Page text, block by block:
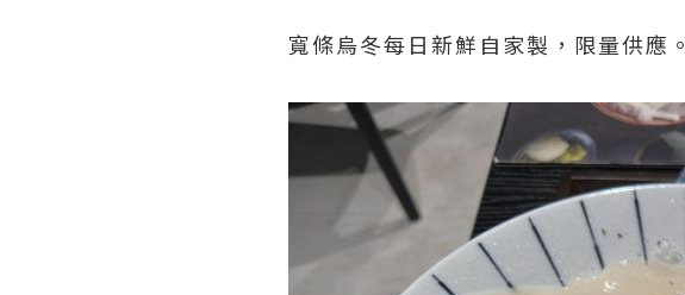
寬條烏冬每日新鮮自家製，限量供應。